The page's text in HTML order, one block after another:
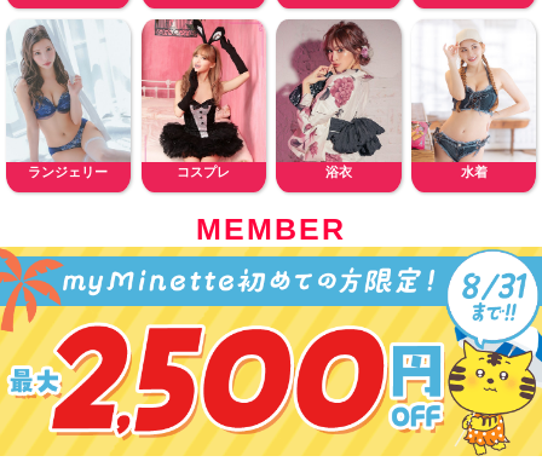
ランジェリー コスプレ 浴衣 水着
MEMBER